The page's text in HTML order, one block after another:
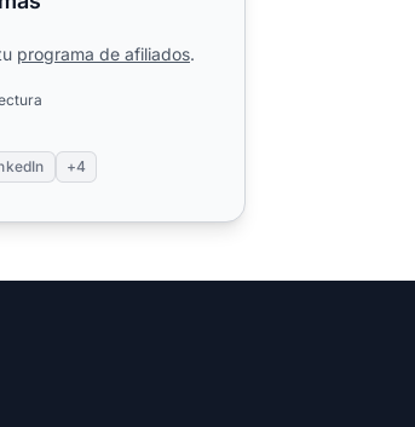
programa de afiliados.
+4